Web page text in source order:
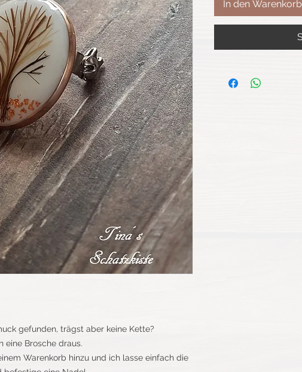
gefunden, trägst aber keine Kette?
eine Brosche draus.
Warenkorb hinzu und ich lasse einfach die
In den Warenkorb